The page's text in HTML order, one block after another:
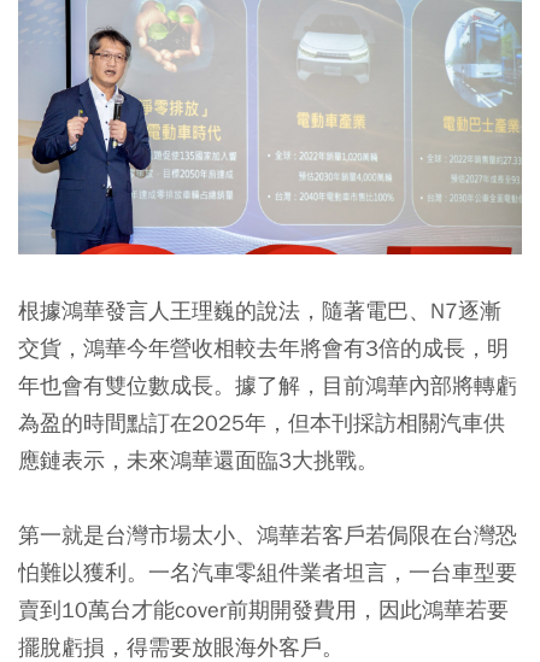
根據鴻華發言人王理巍的說法，隨著電巴、N7逐漸
交貨，鴻華今年營收相較去年將會有3倍的成長，明
年也會有雙位數成長。據了解，目前鴻華內部將轉虧
為盈的時間點訂在2025年，但本刊採訪相關汽車供
應鏈表示，未來鴻華還面臨3大挑戰。
第一就是台灣市場太小、鴻華若客戶若侷限在台灣恐
怕難以獲利。一名汽車零組件業者坦言，一台車型要
賣到10萬台才能cover前期開發費用，因此鴻華若要
擺脫虧損，得需要放眼海外客戶。